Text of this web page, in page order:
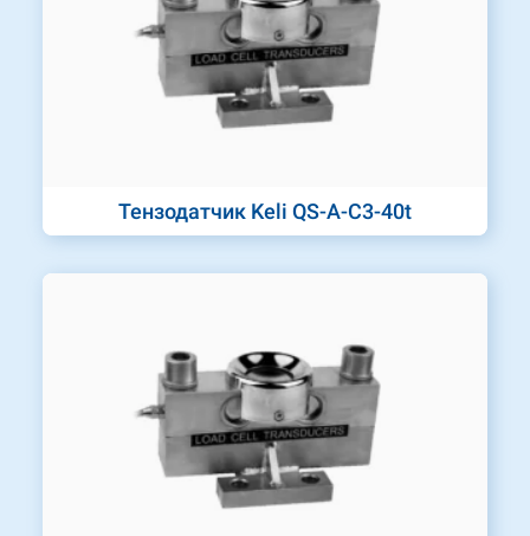
Тензодатчик Keli QS-A-C3-40t